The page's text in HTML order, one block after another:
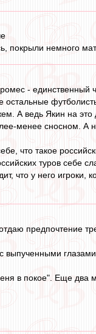
покрыли немного
- единственный
остальные
А ведь Якин на
менее сносном.
что такое
туров себе
что у него
предпочтение
выпученными
в покое". Еще